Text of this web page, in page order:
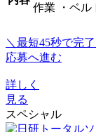
作業 ・ベル
＼最短45秒で完
応募へ進む
詳しく
見る
スペシャル